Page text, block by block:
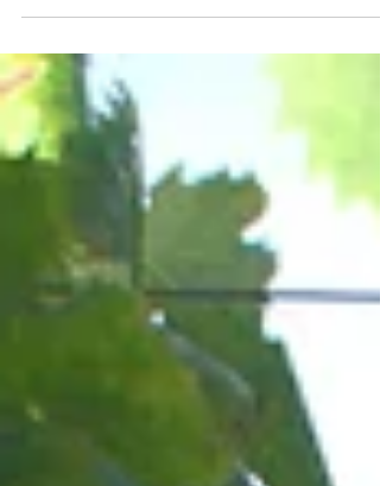
Teatino (Chieti).